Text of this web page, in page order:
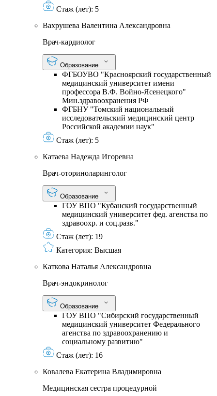
Стаж (лет): 5
Вахрушева Валентина Александровна
Врач-кардиолог
Образование
ФГБОУВО "Красноярский государственный
медицинский университет имени
профессора В.Ф. Войно-Ясенецкого"
Мин.здравоохранения РФ
ФГБНУ "Томский национальный
исследовательский медицинский центр
Российской академии наук"
Стаж (лет): 5
Катаева Надежда Игоревна
Врач-оториноларинголог
Образование
ГОУ ВПО "Кубанский государственный
медицинский университет фед. агенства по
здравоохр. и соц.разв."
Стаж (лет): 19
Категория: Высшая
Каткова Наталья Александровна
Врач-эндокринолог
Образование
ГОУ ВПО "Сибирский государственный
медицинский университет Федерального
агенства по здравоохранению и
социальному развитию"
Стаж (лет): 16
Ковалева Екатерина Владимировна
Медицинская сестра процедурной